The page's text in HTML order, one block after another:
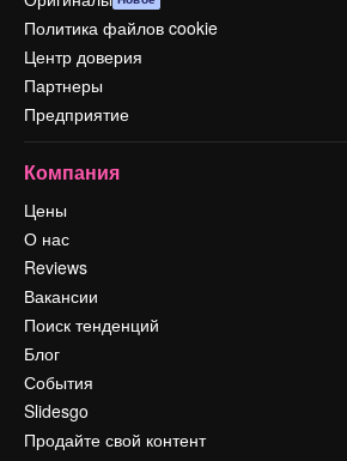
Политика файлов cookie
Центр доверия
Партнеры
Предприятие
Компания
Цены
О нас
Reviews
Вакансии
Поиск тенденций
Блог
События
Slidesgo
Продайте свой контент